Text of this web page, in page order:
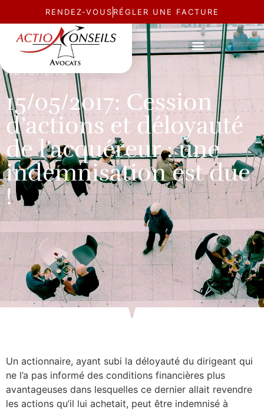
RENDEZ-VOUS RÉGLER UNE FACTURE
ACTUALITÉ
15/05/2017: Cession
d’actions et déloyauté
de l’acquéreur : une
indemnisation est due
!
Un actionnaire, ayant subi la déloyauté du dirigeant qui
ne l’a pas informé des conditions financières plus
avantageuses dans lesquelles ce dernier allait revendre
les actions qu’il lui achetait, peut être indemnisé à